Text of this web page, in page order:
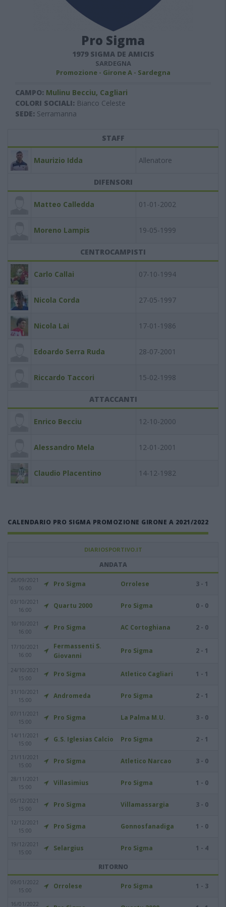
Pro Sigma
1979 SIGMA DE AMICIS
SARDEGNA
Promozione - Girone A - Sardegna
CAMPO: Mulinu Becciu, Cagliari
COLORI SOCIALI: Bianco Celeste
SEDE: Serramanna
STAFF
Maurizio Idda Allenatore
DIFENSORI
Matteo Calledda 01-01-2002
Moreno Lampis 19-05-1999
CENTROCAMPISTI
Carlo Callai 07-10-1994
Nicola Corda 27-05-1997
Nicola Lai 17-01-1986
Edoardo Serra Ruda 28-07-2001
Riccardo Taccori 15-02-1998
ATTACCANTI
Enrico Becciu 12-10-2000
Alessandro Mela 12-01-2001
Claudio Placentino 14-12-1982
CALENDARIO PRO SIGMA PROMOZIONE GIRONE A 2021/2022
DIARIOSPORTIVO.IT
ANDATA
26/09/2021
16:00
Pro Sigma Orrolese 3 - 1
03/10/2021
16:00
Quartu 2000 Pro Sigma 0 - 0
10/10/2021
16:00
Pro Sigma AC Cortoghiana 2 - 0
17/10/2021
16:00
Fermassenti S.
Giovanni
Pro Sigma 2 - 1
24/10/2021
15:00
Pro Sigma Atletico Cagliari 1 - 1
31/10/2021
15:00
Andromeda Pro Sigma 2 - 1
07/11/2021
15:00
Pro Sigma La Palma M.U. 3 - 0
14/11/2021
15:00
G.S. Iglesias Calcio Pro Sigma 2 - 1
21/11/2021
15:00
Pro Sigma Atletico Narcao 3 - 0
28/11/2021
15:00
Villasimius Pro Sigma 1 - 0
05/12/2021
15:00
Pro Sigma Villamassargia 3 - 0
12/12/2021
15:00
Pro Sigma Gonnosfanadiga 1 - 0
19/12/2021
15:00
Selargius Pro Sigma 1 - 4
RITORNO
09/01/2022
15:00
Orrolese Pro Sigma 1 - 3
16/01/2022